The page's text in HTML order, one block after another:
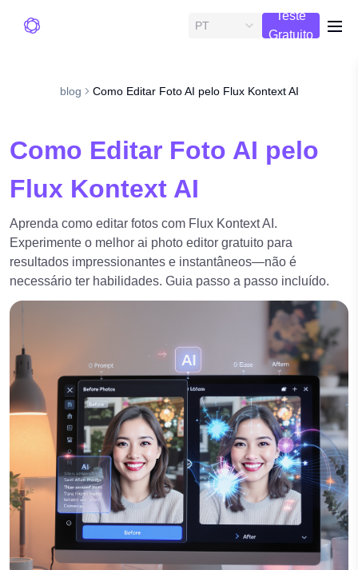
PT
Teste
Gratuito
blog Como Editar Foto AI pelo Flux Kontext AI
Como Editar Foto AI pelo
Flux Kontext AI
Aprenda como editar fotos com Flux Kontext AI.
Experimente o melhor ai photo editor gratuito para
resultados impressionantes e instantâneos—não é
necessário ter habilidades. Guia passo a passo incluído.